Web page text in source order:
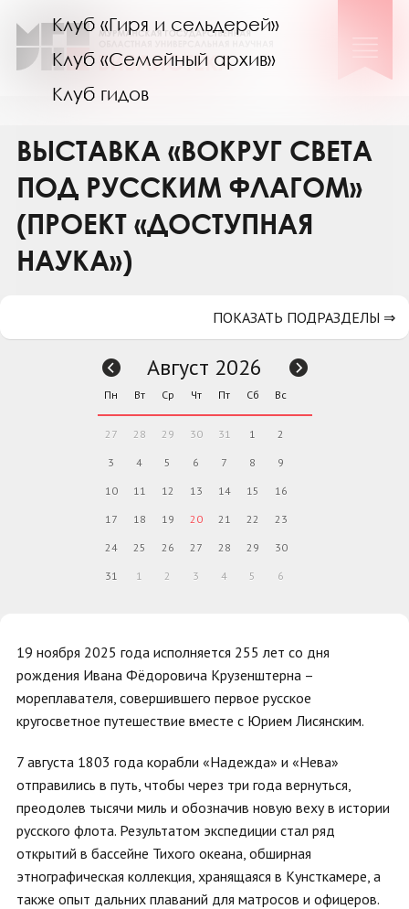
Клуб «Гиря и сельдерей»
Клуб «Семейный архив»
Клуб гидов
Коллегам
Контакты
ВЫСТАВКА «ВОКРУГ СВЕТА
ПОД РУССКИМ ФЛАГОМ»
(ПРОЕКТ «ДОСТУПНАЯ
НАУКА»)
19 ноября 2025 года исполняется 255 лет со дня
рождения Ивана Фёдоровича Крузенштерна –
мореплавателя, совершившего первое русское
кругосветное путешествие вместе с Юрием Лисянским.
7 августа 1803 года корабли «Надежда» и «Нева»
отправились в путь, чтобы через три года вернуться,
преодолев тысячи миль и обозначив новую веху в истории
русского флота. Результатом экспедиции стал ряд
открытий в бассейне Тихого океана, обширная
этнографическая коллекция, хранящаяся в Кунсткамере, а
также опыт дальних плаваний для матросов и офицеров.
ПОКАЗАТЬ ПОДРАЗДЕЛЫ ⇒
Август 2026
Пн Вт Ср Чт Пт Сб Вс
27 28 29 30 31 1 2
3 4 5 6 7 8 9
10 11 12 13 14 15 16
17 18 19 20 21 22 23
24 25 26 27 28 29 30
31 1 2 3 4 5 6